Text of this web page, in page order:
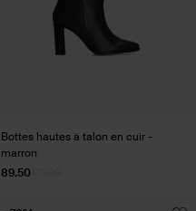
Bottes hautes à talon en cuir -
marron
89.50